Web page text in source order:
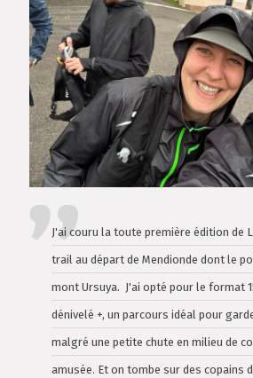
J'ai couru la toute première édition de
trail au départ de Mendionde dont le
mont Ursuya. J'ai opté pour le format
dénivelé +, un parcours idéal pour
malgré une petite chute en milieu de
amusée. Et on tombe sur des copains